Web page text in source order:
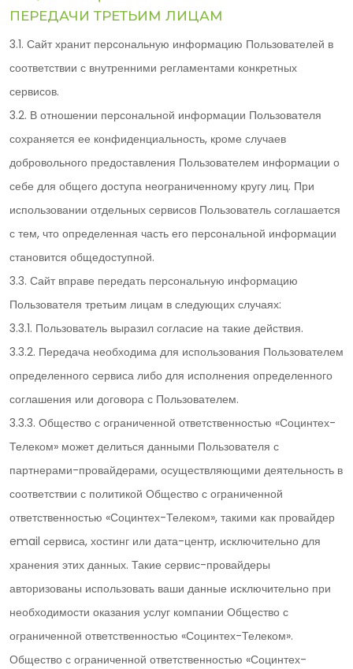
ПЕРЕДАЧИ ТРЕТЬИМ ЛИЦАМ
3.1. Сайт хранит персональную информацию Пользователей в
соответствии с внутренними регламентами конкретных
сервисов.
3.2. В отношении персональной информации Пользователя
сохраняется ее конфиденциальность, кроме случаев
добровольного предоставления Пользователем информации о
себе для общего доступа неограниченному кругу лиц. При
использовании отдельных сервисов Пользователь соглашается
с тем, что определенная часть его персональной информации
становится общедоступной.
3.3. Сайт вправе передать персональную информацию
Пользователя третьим лицам в следующих случаях:
3.3.1. Пользователь выразил согласие на такие действия.
3.3.2. Передача необходима для использования Пользователем
определенного сервиса либо для исполнения определенного
соглашения или договора с Пользователем.
3.3.3. Общество с ограниченной ответственностью «Социнтех-
Телеком» может делиться данными Пользователя с
партнерами-провайдерами, осуществляющими деятельность в
соответствии с политикой Общество с ограниченной
ответственностью «Социнтех-Телеком», такими как провайдер
email сервиса, хостинг или дата-центр, исключительно для
хранения этих данных. Такие сервис-провайдеры
авторизованы использовать ваши данные исключительно при
необходимости оказания услуг компании Общество с
ограниченной ответственностью «Социнтех-Телеком».
Общество с ограниченной ответственностью «Социнтех-